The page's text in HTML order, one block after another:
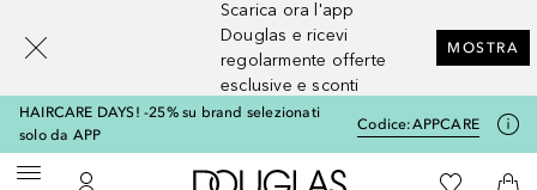
Scarica ora l'app
Douglas e ricevi
regolarmente offerte
esclusive e sconti
MOSTRA
HAIRCARE DAYS! -25% su brand selezionati
solo da APP
Codice:APPCARE
A Douglas HomeAlla Mia
[navigation.slideout.screenreader]